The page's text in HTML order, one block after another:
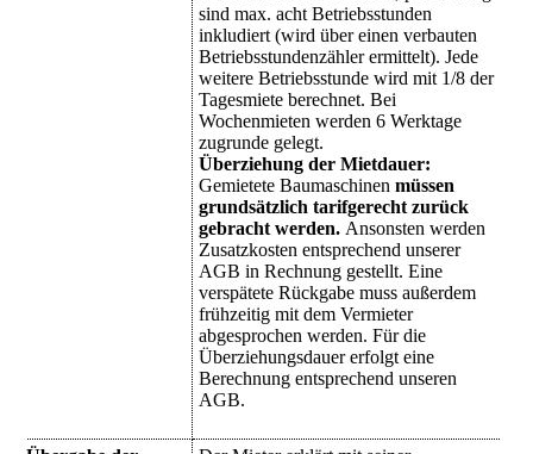
sind max. acht Betriebsstunden
inkludiert (wird über einen verbauten
Betriebsstundenzähler ermittelt). Jede
weitere Betriebsstunde wird mit 1/8 der
Tagesmiete berechnet.Bei
Wochenmieten werden 6 Werktage
zugrunde gelegt.
Überziehung der Mietdauer:
Gemietete Baumaschinenmüssen
grundsätzlich tarifgerecht zurück
gebracht werden. Ansonsten werden
Zusatzkosten entsprechend unserer
AGB in Rechnung gestellt. Eine
verspätete Rückgabe muss außerdem
frühzeitig mit dem Vermieter
abgesprochen werden. Für die
Überziehungsdauer erfolgt eine
Berechnung entsprechend unseren
AGB.